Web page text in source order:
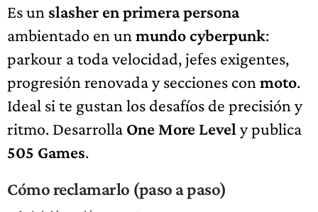
Es un slasher en primera persona
ambientado en un mundo cyberpunk:
parkour a toda velocidad, jefes exigentes,
progresión renovada y secciones con moto.
Ideal si te gustan los desafíos de precisión y
ritmo. Desarrolla One More Level y publica
505 Games.
Cómo reclamarlo (paso a paso)